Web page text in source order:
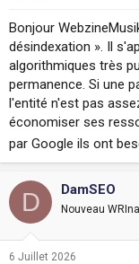
Bonjour
désindexation ». Il
algorithmiques très
permanence. Si une
l'entité n'est pas
économiser ses
par Google ils ont
D DamSEO
Nouveau
6 Juillet 2026